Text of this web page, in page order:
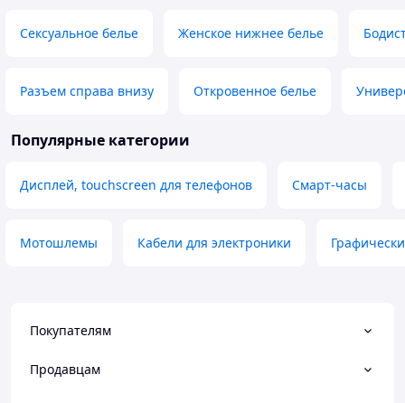
Сексуальное белье Женское нижнее белье
Разъем справа внизу Откровенное белье
Популярные категории
Дисплей, touchscreen для телефонов Смарт-часы
Мотошлемы Кабели для электроники
Покупателям
Продавцам